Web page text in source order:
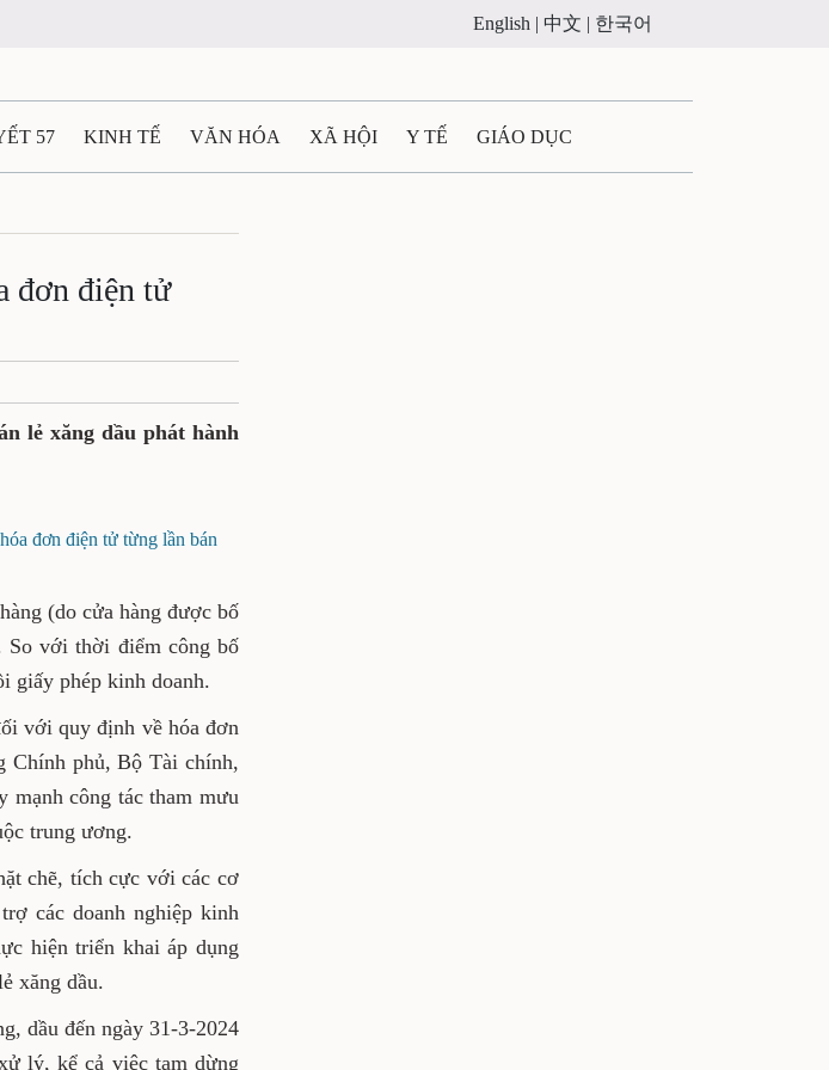
English | 中文 | 한국어
57 KINH TẾ VĂN HÓA XÃ HỘI Y TẾ GIÁO DỤC
THỂ THAO THÔNG TIN - QUẢNG CÁO
đơn điện tử
lẻ xăng dầu phát hành
đơn điện tử từng lần bán
(do cửa hàng được bố
So với thời điểm công bố
giấy phép kinh doanh.
với quy định về hóa đơn
Chính phủ, Bộ Tài chính,
mạnh công tác tham mưu
trung ương.
chẽ, tích cực với các cơ
các doanh nghiệp kinh
hiện triển khai áp dụng
xăng dầu.
dầu đến ngày 31-3-2024
lý, kể cả việc tạm dừng